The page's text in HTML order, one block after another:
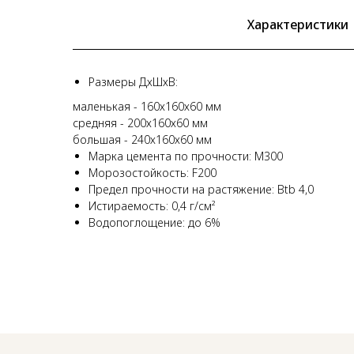
Характеристики
Размеры ДхШхВ:
маленькая - 160х160х60 мм
средняя - 200х160х60 мм
большая - 240х160х60 мм
Марка цемента по прочности: М300
Морозостойкость: F200
Предел прочности на растяжение: Btb 4,0
Истираемость: 0,4 г/cм²
Водопоглощение: до 6%